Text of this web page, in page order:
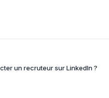
un recruteur sur LinkedIn ?